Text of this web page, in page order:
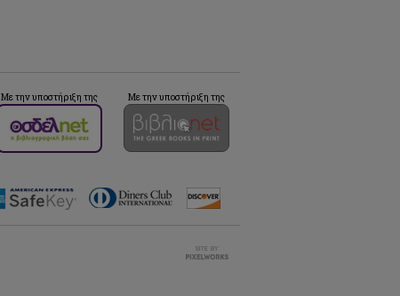
Με την υποστήριξη της Με την υποστήριξη της